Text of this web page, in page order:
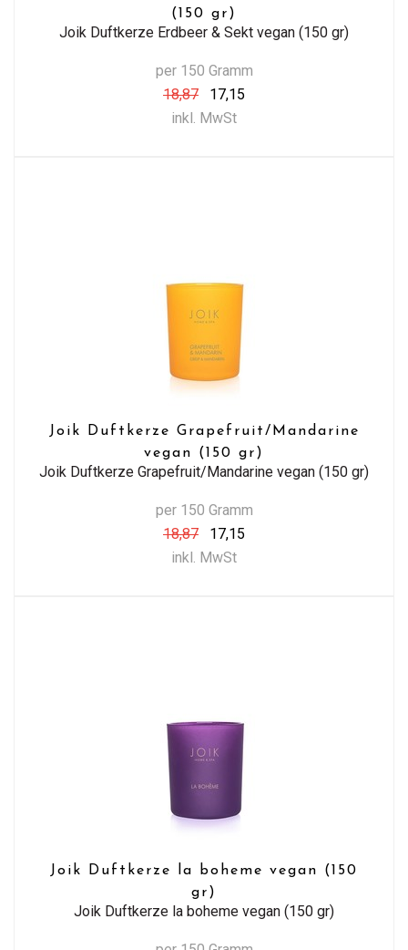
(150 gr)
Joik Duftkerze Erdbeer & Sekt vegan (150 gr)
per 150 Gramm
18,87
17,15
inkl. MwSt
Joik Duftkerze Grapefruit/Mandarine
vegan (150 gr)
Joik Duftkerze Grapefruit/Mandarine vegan (150 gr)
per 150 Gramm
18,87
17,15
inkl. MwSt
Joik Duftkerze la boheme vegan (150
gr)
Joik Duftkerze la boheme vegan (150 gr)